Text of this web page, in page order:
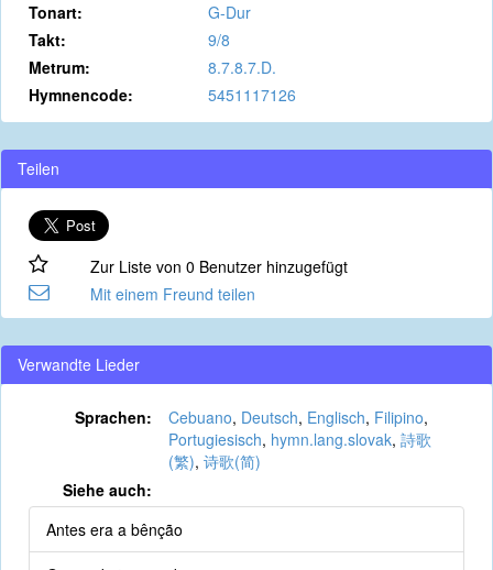
Tonart:
G-Dur
Takt:
9/8
Metrum:
8.7.8.7.D.
Hymnencode:
5451117126
Teilen
Zur Liste von 0 Benutzer hinzugefügt
Mit einem Freund teilen
Verwandte Lieder
Sprachen: Cebuano, Deutsch, Englisch, Filipino,
Portugiesisch, hymn.lang.slovak, 詩歌
(繁), 诗歌(简)
Siehe auch:
Antes era a bênção